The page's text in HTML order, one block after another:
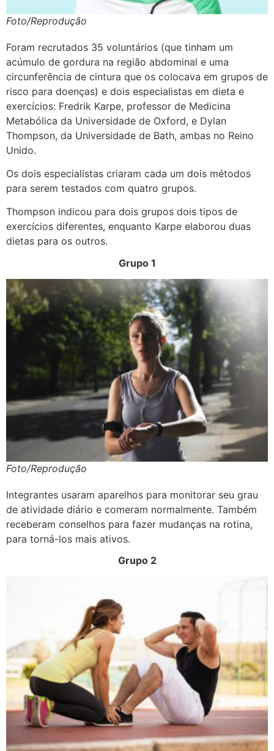
Foto/Reprodução
Foram recrutados 35 voluntários (que tinham um
acúmulo de gordura na região abdominal e uma
circunferência de cintura que os colocava em grupos de
risco para doenças) e dois especialistas em dieta e
exercícios: Fredrik Karpe, professor de Medicina
Metabólica da Universidade de Oxford, e Dylan
Thompson, da Universidade de Bath, ambas no Reino
Unido.
Os dois especialistas criaram cada um dois métodos
para serem testados com quatro grupos.
Thompson indicou para dois grupos dois tipos de
exercícios diferentes, enquanto Karpe elaborou duas
dietas para os outros.
Grupo 1
Foto/Reprodução
Integrantes usaram aparelhos para monitorar seu grau
de atividade diário e comeram normalmente. Também
receberam conselhos para fazer mudanças na rotina,
para torná-los mais ativos.
Grupo 2